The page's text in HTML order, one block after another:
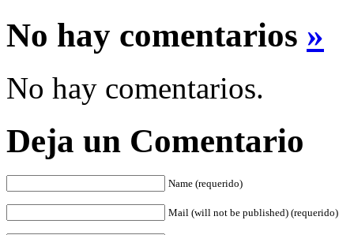
No hay comentarios »
No hay comentarios.
Deja un Comentario
Name (requerido)
Mail (will not be published) (requerido)